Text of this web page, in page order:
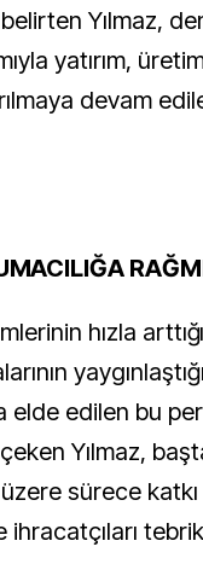
Yılmaz,
yatırım,
devam
hızla
elde edilen bu
Yılmaz,
üzere sürece
ihracatçıları